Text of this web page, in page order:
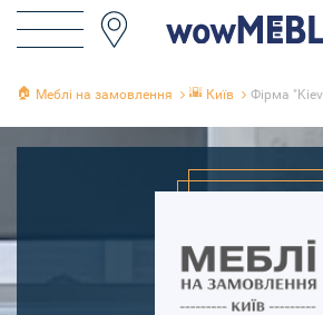
🏠 Меблі на замовлення 🌇 Київ Фірма